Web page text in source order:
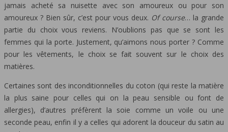
jamais acheté sa nuisette avec son amoureux ou pour son
amoureux ? Bien sûr, c’est pour vous deux. Of course… la grande
partie du choix vous reviens. N’oublions pas que se sont les
femmes qui la porte. Justement, qu’aimons nous porter ? Comme
pour les vêtements, le choix se fait souvent sur le choix des
matières.
Certaines sont des inconditionnelles du coton (qui reste la matière
la plus saine pour celles qui on la peau sensible ou font de
allergies), d’autres préfèrent la soie comme un voile ou une
seconde peau, enfin il y a celles qui adorent la douceur du satin au